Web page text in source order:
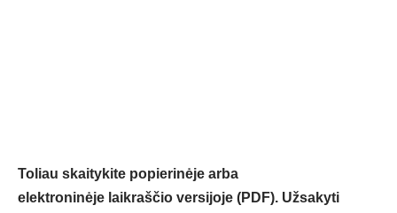
Toliau skaitykite popierinėje arba
elektroninėje laikraščio versijoje (PDF). Užsakyti